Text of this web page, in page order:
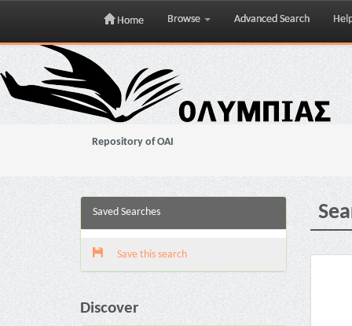
Skip
navigation
Home Browse Advanced Search
Repository of OAI
Saved Searches
Save this search
Discover